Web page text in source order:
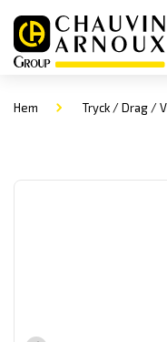
Hem Tryck / Drag /